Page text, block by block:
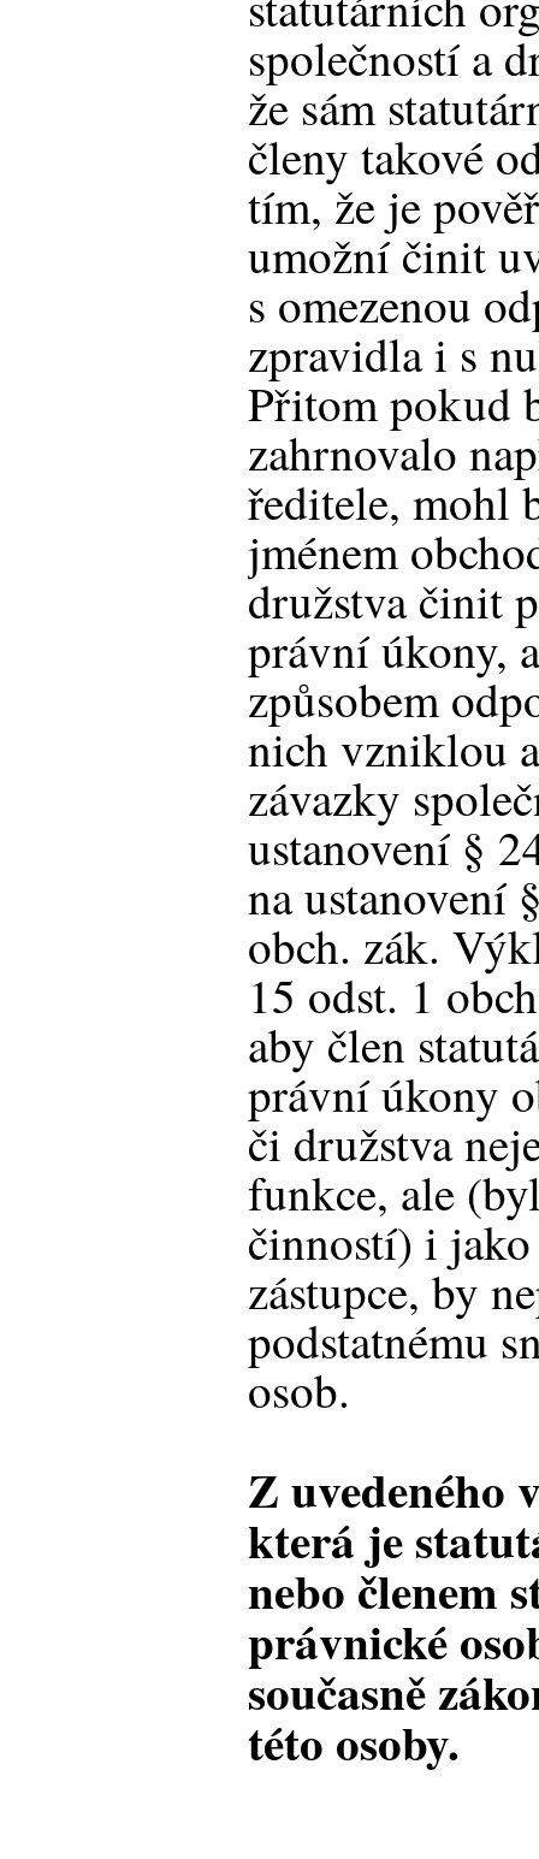
společností a
že sám
členy takové
tím, že je
umožní činit
s omezenou
zpravidla i s
Přitom pokud
zahrnovalo
ředitele, mohl
jménem
družstva činit
právní úkony,
způsobem
nich vzniklou
závazky
ustanovení §
na ustanovení
obch. zák.
15 odst. 1
aby člen
právní úkony
či družstva
funkce, ale
činností) i
zástupce, by
podstatnému
osob.
Z uvedeného
která je
nebo členem
právnické
současně
této osoby.